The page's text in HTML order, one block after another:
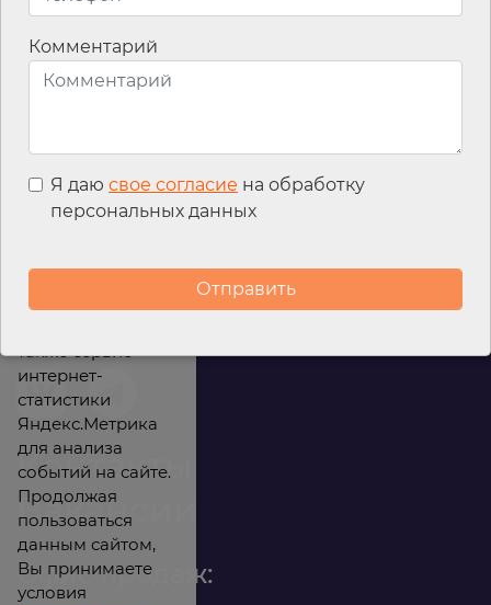
Контакты
Вакансии
Офис продаж:
Комментарий
Я даю свое согласие на обработку
персональных данных
файлы cookies для
улучшения
также сервис
интернет-
статистики
Яндекс.Метрика
для анализа
событий на сайте.
Продолжая
пользоваться
данным сайтом,
Вы принимаете
условия